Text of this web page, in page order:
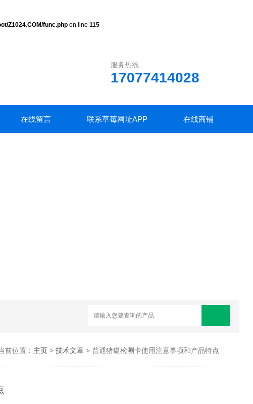
Z1024.COM/func.php on line 115
服务热线
17077414028
在线留言 联系草莓网址APP 在线商铺
前位置： 主页> 技术文章> 普通猪瘟检测卡使用注意事项和产品特点